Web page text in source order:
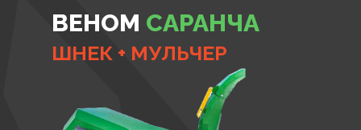
ВЕНОМ САРАНЧА
ШНЕК + МУЛЬЧЕР